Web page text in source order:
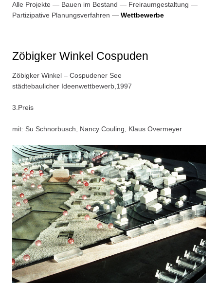
Alle Projekte — Bauen im Bestand — Freiraumgestaltung —
Partizipative Planungsverfahren — Wettbewerbe
Zöbigker Winkel Cospuden
Zöbigker Winkel – Cospudener See
städtebaulicher Ideenwettbewerb,1997
3.Preis
mit: Su Schnorbusch, Nancy Couling, Klaus Overmeyer